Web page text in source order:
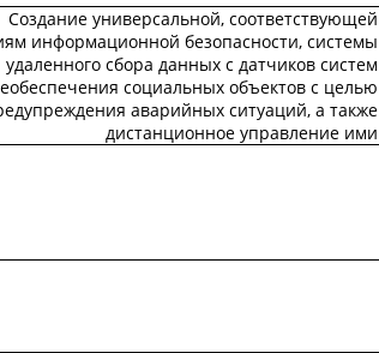
Создание универсальной, соответствующей
информационной безопасности, системы
удаленного сбора данных с датчиков систем
социальных объектов с целью
аварийных ситуаций, а также
дистанционное управление ими